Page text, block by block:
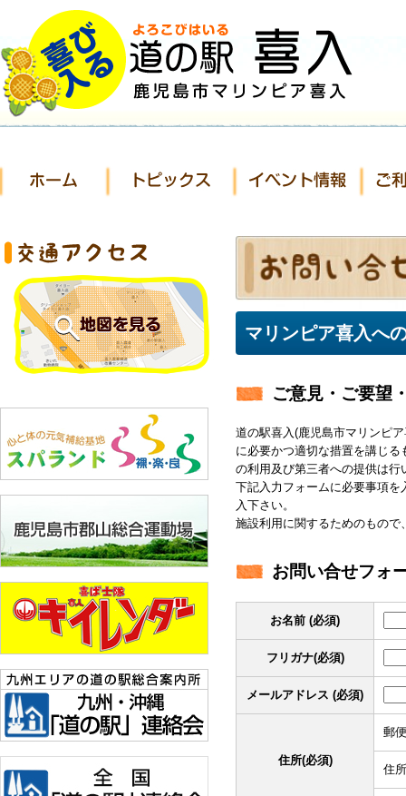
マリンピア喜入へ
ご意見・ご要望
道の駅喜入(鹿児島市マリンピ
に必要かつ適切な措置を講じ
の利用及び第三者への提供は行
下記入力フォームに必要事項
入下さい。
施設利用に関するためのもの
お問い合せフォ
お名前 (必須)
フリガナ(必須)
メールアドレス (必須)
住所(必須)
郵
住